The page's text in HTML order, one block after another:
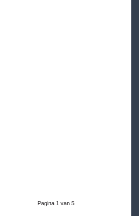
Pagina 1 van 5